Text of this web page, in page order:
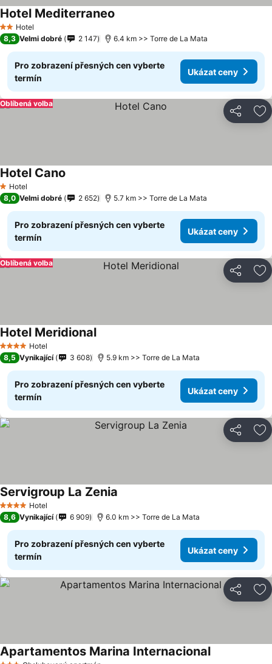
2 Počet hvězdiček
Hotel
Hotel Mediterraneo
8,3 Velmi dobré 2 147 6.4 km >> Torre de La Mata
Pro zobrazení přesných cen vyberte
termín
Ukázat ceny
Sdílet
Oblíbená volba
1 Počet hvězdiček
Hotel
Hotel Cano
8,0 Velmi dobré 2 652 5.7 km >> Torre de La Mata
Pro zobrazení přesných cen vyberte
termín
Ukázat ceny
Sdílet
Oblíbená volba
4 Počet hvězdiček
Hotel
Hotel Meridional
8,5 Vynikající 3 608 5.9 km >> Torre de La Mata
Pro zobrazení přesných cen vyberte
termín
Ukázat ceny
Sdílet
4 Počet hvězdiček
Hotel
Servigroup La Zenia
8,6 Vynikající 6 909 6.0 km >> Torre de La Mata
Pro zobrazení přesných cen vyberte
termín
Ukázat ceny
Sdílet
Apartamentos Marina Internacional